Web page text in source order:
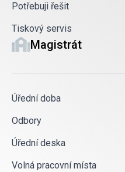
Potřebuji řešit
Tiskový servis
Magistrát
Úřední doba
Odbory
Úřední deska
Volná pracovní místa